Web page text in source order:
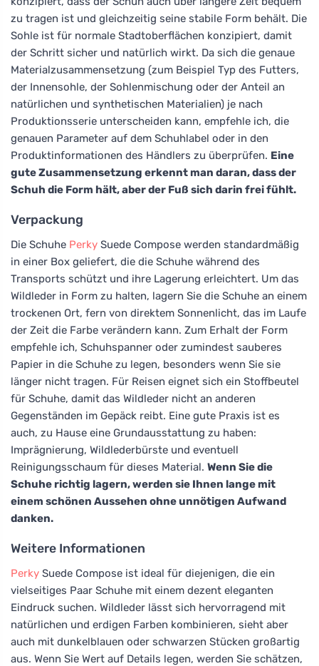
zu tragen ist und gleichzeitig seine stabile Form behält. Die
Sohle ist für normale Stadtoberflächen konzipiert, damit
der Schritt sicher und natürlich wirkt. Da sich die genaue
Materialzusammensetzung (zum Beispiel Typ des Futters,
der Innensohle, der Sohlenmischung oder der Anteil an
natürlichen und synthetischen Materialien) je nach
Produktionsserie unterscheiden kann, empfehle ich, die
genauen Parameter auf dem Schuhlabel oder in den
Produktinformationen des Händlers zu überprüfen. Eine
gute Zusammensetzung erkennt man daran, dass der
Schuh die Form hält, aber der Fuß sich darin frei fühlt.
Verpackung
Die Schuhe Perky Suede Compose werden standardmäßig
in einer Box geliefert, die die Schuhe während des
Transports schützt und ihre Lagerung erleichtert. Um das
Wildleder in Form zu halten, lagern Sie die Schuhe an einem
trockenen Ort, fern von direktem Sonnenlicht, das im Laufe
der Zeit die Farbe verändern kann. Zum Erhalt der Form
empfehle ich, Schuhspanner oder zumindest sauberes
Papier in die Schuhe zu legen, besonders wenn Sie sie
länger nicht tragen. Für Reisen eignet sich ein Stoffbeutel
für Schuhe, damit das Wildleder nicht an anderen
Gegenständen im Gepäck reibt. Eine gute Praxis ist es
auch, zu Hause eine Grundausstattung zu haben:
Imprägnierung, Wildlederbürste und eventuell
Reinigungsschaum für dieses Material. Wenn Sie die
Schuhe richtig lagern, werden sie Ihnen lange mit
einem schönen Aussehen ohne unnötigen Aufwand
danken.
Weitere Informationen
Perky Suede Compose ist ideal für diejenigen, die ein
vielseitiges Paar Schuhe mit einem dezent eleganten
Eindruck suchen. Wildleder lässt sich hervorragend mit
natürlichen und erdigen Farben kombinieren, sieht aber
auch mit dunkelblauen oder schwarzen Stücken großartig
aus. Wenn Sie Wert auf Details legen, werden Sie schätzen,